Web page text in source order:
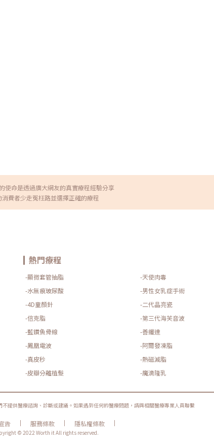
使命是透過廣大網友的真實療程經驗分享
消費者少走冤枉路並選擇正確的療程
熱門療程
-顯微套管抽脂
-天使肉毒
-水無痕玻尿酸
-男性女乳症手術
-4D童顏針
-二代晶亮瓷
-倍克脂
-第三代海芙音波
-藍鑽魚骨線
-善纖達
-鳳凰電波
-阿爾發凍脂
-真皮秒
-熱磁減脂
-皮瓣分離植髮
-魔滴隆乳
提供醫療諮詢、診斷或建議。如果遇到任何的醫療問題，請與相關醫療專業人員聯繫
告 | 服務條款 | 隱私權條款
|
© 2022 Worth it All rights reserved.